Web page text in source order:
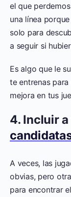
el que
una línea
solo para
a seguir si
Es algo que le
te entrenas
mejora en tus
4. Incluir
A veces, las
obvias, pero
para encontrar